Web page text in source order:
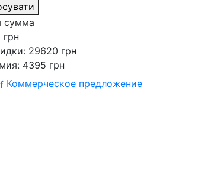
сумма
грн
29620 грн
4395 грн
Коммерческое предложение